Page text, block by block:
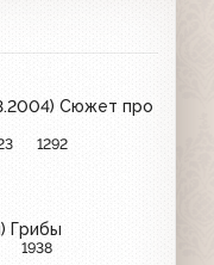
Сюжет про
1292
Грибы
1938